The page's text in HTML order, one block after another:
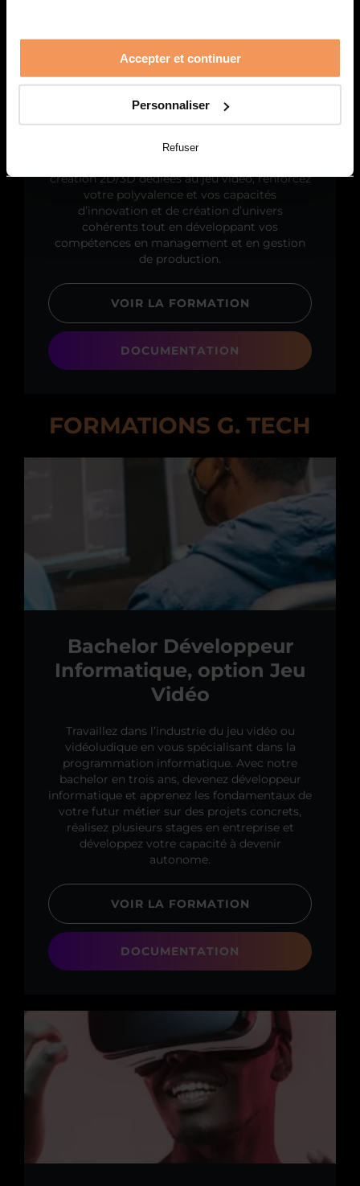
Accepter et continuer
Personnaliser
Refuser
MBA Game Artist
Faites de votre passion pour la création
artistique d’un jeu vidéo, votre métier. Avec le
MBA Game Artist perfectionnez en deux ans
création 2D/3D dédiées au jeu vidéo, renforcez
votre polyvalence et vos capacités
d’innovation et de création d’univers
cohérents tout en développant vos
compétences en management et en gestion
de production.
VOIR LA FORMATION
DOCUMENTATION
FORMATIONS G. TECH
Bachelor Développeur
Informatique, option Jeu
Vidéo
Travaillez dans l’industrie du jeu vidéo ou
vidéoludique en vous spécialisant dans la
programmation informatique. Avec notre
bachelor en trois ans, devenez développeur
informatique et apprenez les fondamentaux de
votre futur métier sur des projets concrets,
réalisez plusieurs stages en entreprise et
développez votre capacité à devenir
autonome.
VOIR LA FORMATION
DOCUMENTATION